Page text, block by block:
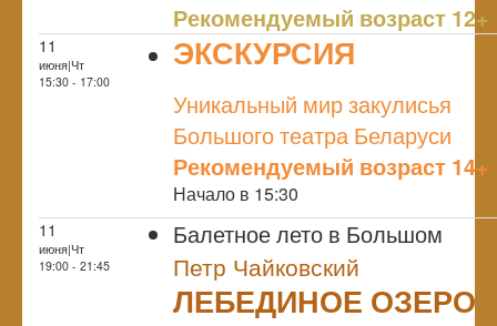
Рекомендуемый возраст 12+
11
июня|Чт
15:30 - 17:00
ЭКСКУРСИЯ
Уникальный мир закулисья
Большого театра Беларуси
Рекомендуемый возраст 14+
Начало в 15:30
11
июня|Чт
19:00 - 21:45
Балетное лето в Большом
Петр Чайковский
ЛЕБЕДИНОЕ ОЗЕРО